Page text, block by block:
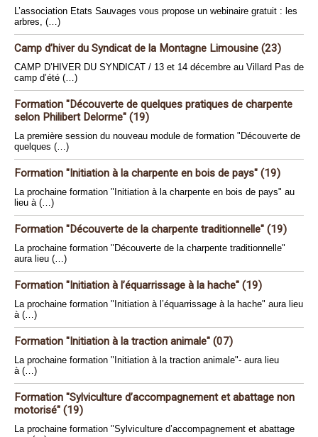
L’association Etats Sauvages vous propose un webinaire gratuit : les
arbres, (…)
Camp d’hiver du Syndicat de la Montagne Limousine (23)
CAMP D’HIVER DU SYNDICAT / 13 et 14 décembre au Villard Pas de
camp d’été (…)
Formation "Découverte de quelques pratiques de charpente
selon Philibert Delorme" (19)
La première session du nouveau module de formation "Découverte de
quelques (…)
Formation "Initiation à la charpente en bois de pays" (19)
La prochaine formation "Initiation à la charpente en bois de pays" au
lieu à (…)
Formation "Découverte de la charpente traditionnelle" (19)
La prochaine formation "Découverte de la charpente traditionnelle"
aura lieu (…)
Formation "Initiation à l’équarrissage à la hache" (19)
La prochaine formation "Initiation à l’équarrissage à la hache" aura lieu
à (…)
Formation "Initiation à la traction animale" (07)
La prochaine formation "Initiation à la traction animale"- aura lieu
à (…)
Formation "Sylviculture d’accompagnement et abattage non
motorisé" (19)
La prochaine formation "Sylviculture d’accompagnement et abattage